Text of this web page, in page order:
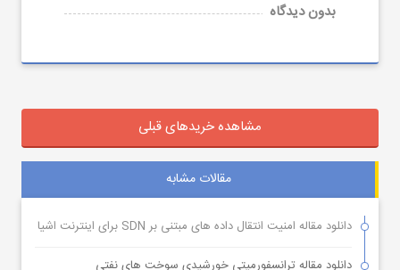
بدون دیدگاه
مشاهده خریدهای قبلی
مقالات مشابه
دانلود مقاله امنیت انتقال داده های مبتنی بر SDN برای اینترنت اشیا
دانلود مقاله ترانسفورمیتی خورشیدی سوخت های نفتی